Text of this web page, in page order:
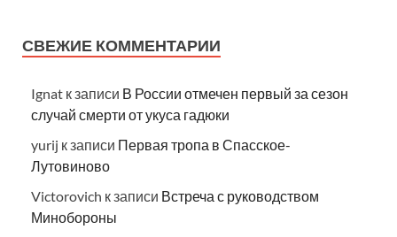
СВЕЖИЕ КОММЕНТАРИИ
Ignat к записи В России отмечен первый за сезон
случай смерти от укуса гадюки
yurij к записи Первая тропа в Спасское-
Лутовиново
Victorovich к записи Встреча с руководством
Минобороны